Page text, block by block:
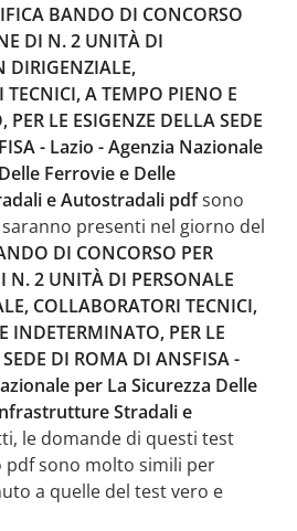
BANDO DI CONCORSO
DI N. 2 UNITÀ DI
DIRIGENZIALE,
TECNICI, A TEMPO PIENO E
LE ESIGENZE DELLA SEDE
- Lazio - Agenzia Nazionale
Ferrovie e Delle
e Autostradali pdfsono
presenti nel giorno del
DI CONCORSO PER
N. 2 UNITÀ DI PERSONALE
COLLABORATORI TECNICI,
INDETERMINATO, PER LE
DI ROMA DI ANSFISA -
per La Sicurezza Delle
Stradali e
le domande di questi test
sono molto simili per
a quelle del test vero e